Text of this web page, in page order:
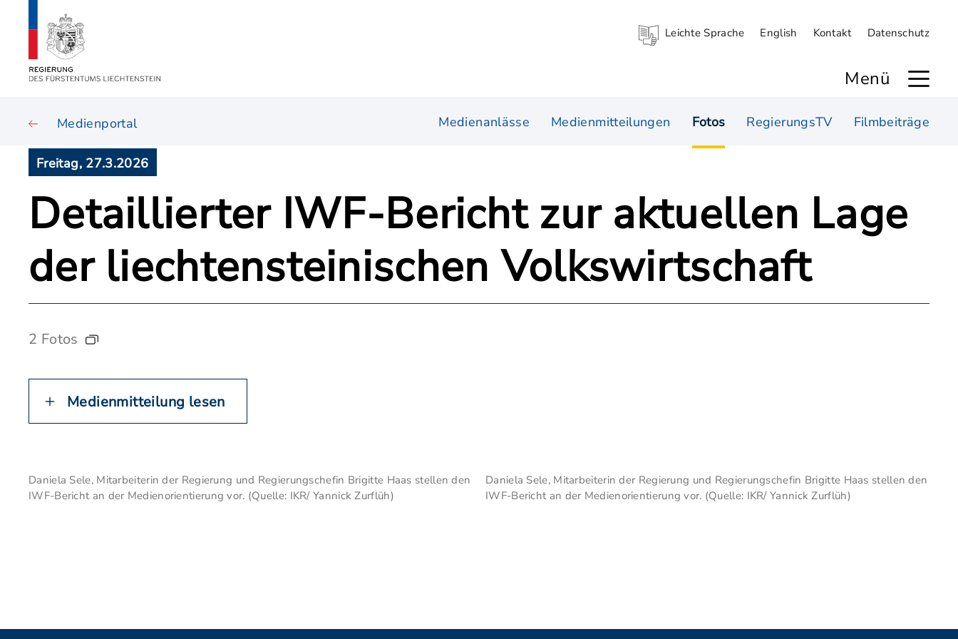
Leichte Sprache English Kontakt Datenschutz
Menü
Medienportal Medienanlässe Medienmitteilungen Fotos RegierungsTV Filmbeiträge
Freitag, 27.3.2026
Detaillierter IWF-Bericht zur aktuellen Lage
der liechtensteinischen Volkswirtschaft
2 Fotos
Medienmitteilung lesen
Daniela Sele, Mitarbeiterin der Regierung und Regierungschefin Brigitte Haas stellen den
IWF-Bericht an der Medienorientierung vor. (Quelle: IKR/ Yannick Zurflüh)
Daniela Sele, Mitarbeiterin der Regierung und Regierungschefin Brigitte Haas stellen den
IWF-Bericht an der Medienorientierung vor. (Quelle: IKR/ Yannick Zurflüh)